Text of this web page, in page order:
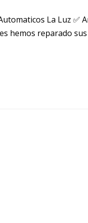
La Luz ✅
hemos reparado